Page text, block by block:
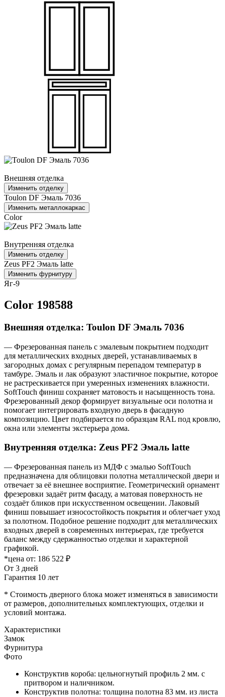
Внешняя отделка
Изменить отделку
Toulon DF Эмаль 7036
Изменить металлокаркас
Color
Внутренняя отделка
Изменить отделку
Zeus PF2 Эмаль latte
Изменить фурнитуру
Яг-9
Color 198588
Внешняя отделка: Toulon DF Эмаль 7036
— Фрезерованная панель с эмалевым покрытием подходит
для металлических входных дверей, устанавливаемых в
загородных домах с регулярным перепадом температур в
тамбуре. Эмаль и лак образуют эластичное покрытие, которое
не растрескивается при умеренных изменениях влажности.
SoftTouch финиш сохраняет матовость и насыщенность тона.
Фрезерованный декор формирует визуальные оси полотна и
помогает интегрировать входную дверь в фасадную
композицию. Цвет подбирается по образцам RAL под кровлю,
окна или элементы экстерьера дома.
Внутренняя отделка: Zeus PF2 Эмаль latte
— Фрезерованная панель из МДФ с эмалью SoftTouch
предназначена для облицовки полотна металлической двери и
отвечает за её внешнее восприятие. Геометрический орнамент
фрезеровки задаёт ритм фасаду, а матовая поверхность не
создаёт бликов при искусственном освещении. Лаковый
финиш повышает износостойкость покрытия и облегчает уход
за полотном. Подобное решение подходит для металлических
входных дверей в современных интерьерах, где требуется
баланс между сдержанностью отделки и характерной
графикой.
*цена от: 186 522 ₽
От 3 дней
Гарантия 10 лет
* Стоимость дверного блока может изменяться в зависимости
от размеров, дополнительных комплектующих, отделки и
условий монтажа.
Характеристики
Замок
Фурнитура
Фото
Конструктив короба: цельногнутый профиль 2 мм. с
притвором и наличником.
Конструктив полотна: толщина полотна 83 мм. из листа